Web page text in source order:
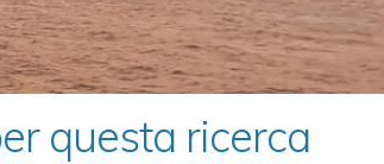
questa ricerca